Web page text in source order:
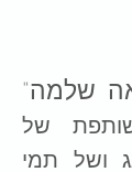
שלמה"
של
ושל תמי